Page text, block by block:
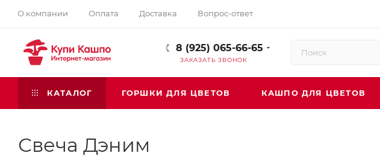
О компании Оплата Доставка Вопрос-ответ
8 (925) 065-66-65
ЗАКАЗАТЬ ЗВОНОК
КАТАЛОГ ГОРШКИ ДЛЯ ЦВЕТОВ КАШПО ДЛЯ ЦВЕТОВ
Свеча Дэним